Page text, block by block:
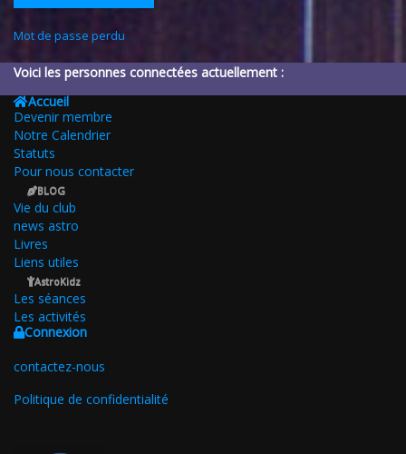
Mot de passe perdu
Voici les personnes connectées actuellement :
Accueil
Devenir membre
Notre Calendrier
Statuts
Pour nous contacter
BLOG
Vie du club
news astro
Livres
Liens utiles
AstroKidz
Les séances
Les activités
Connexion
contactez-nous
Politique de confidentialité